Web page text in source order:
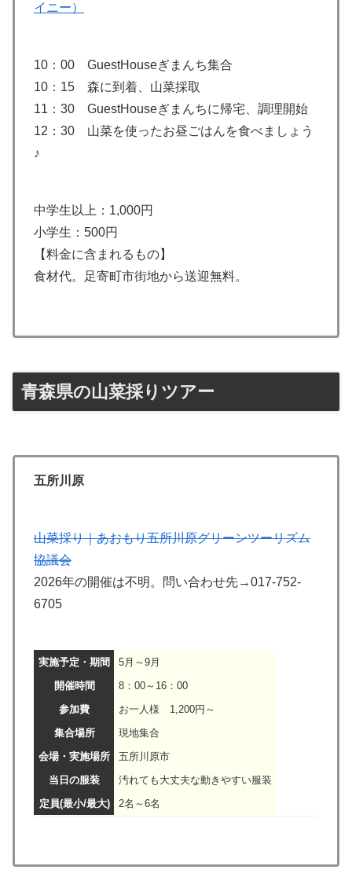
イニー）
10：00 GuestHouseぎまんち集合
10：15 森に到着、山菜採取
11：30 GuestHouseぎまんちに帰宅、調理開始
12：30 山菜を使ったお昼ごはんを食べましょう
♪
中学生以上：1,000円
小学生：500円
【料金に含まれるもの】
食材代。足寄町市街地から送迎無料。
青森県の山菜採りツアー
五所川原
山菜採り｜あおもり五所川原グリーンツーリズム
協議会
2026年の開催は不明。問い合わせ先→017-752-
6705
実施予定・期間
5月～9月
開催時間
8：00～16：00
参加費
お一人様 1,200円～
集合場所
現地集合
会場・実施場所
五所川原市
当日の服装
汚れても大丈夫な動きやすい服装
定員(最小/最大)
2名～6名